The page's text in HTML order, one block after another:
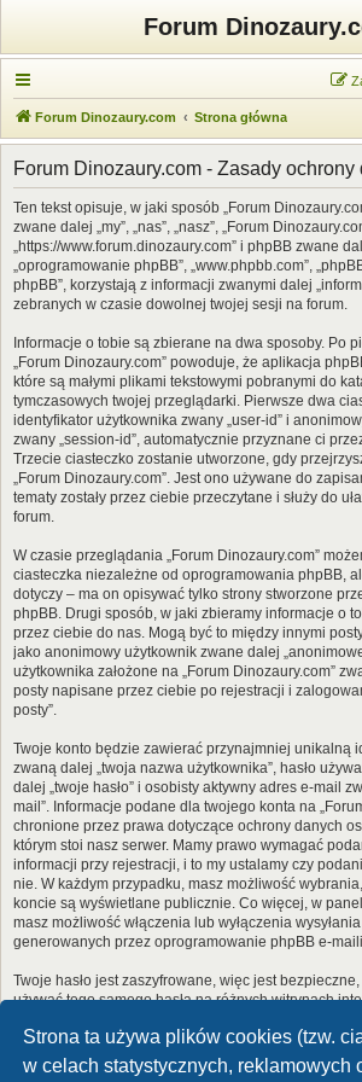
Strona ta używa plików cookies (tzw.
w celach statystycznych, reklamowych
Forum
Forum Dinozaury.com Strona główna
Forum Dinozaury.com - Zasady
Ten tekst opisuje, w jaki sposób „Forum
zwane dalej „my”, „nas”, „nasz”, „Forum
„https://www.forum.dinozaury.com” i phpBB zwane
„oprogramowanie phpBB”, „www.phpbb.com”,
phpBB”, korzystają z informacji zwanymi dalej
zebranych w czasie dowolnej twojej sesji na forum.
Informacje o tobie są zbierane na dwa sposoby. Po
„Forum Dinozaury.com” powoduje, że aplikacja
które są małymi plikami tekstowymi pobranymi do
tymczasowych twojej przeglądarki. Pierwsze dwa
identyfikator użytkownika zwany „user-id” i
zwany „session-id”, automatycznie przyznane ci
Trzecie ciasteczko zostanie utworzone, gdy
„Forum Dinozaury.com”. Jest ono używane do
tematy zostały przez ciebie przeczytane i służy do
forum.
W czasie przeglądania „Forum Dinozaury.com”
ciasteczka niezależne od oprogramowania phpBB,
dotyczy – ma on opisywać tylko strony stworzone
phpBB. Drugi sposób, w jaki zbieramy informacje o
przez ciebie do nas. Mogą być to między innymi
jako anonimowy użytkownik zwane dalej
użytkownika założone na „Forum Dinozaury.com”
posty napisane przez ciebie po rejestracji i
posty”.
Twoje konto będzie zawierać przynajmniej unikalną
zwaną dalej „twoja nazwa użytkownika”, hasło
dalej „twoje hasło” i osobisty aktywny adres e-mail
mail”. Informacje podane dla twojego konta na
chronione przez prawa dotyczące ochrony danych
którym stoi nasz serwer. Mamy prawo wymagać
informacji przy rejestracji, i to my ustalamy czy
nie. W każdym przypadku, masz możliwość
koncie są wyświetlane publicznie. Co więcej, w
masz możliwość włączenia lub wyłączenia
generowanych przez oprogramowanie phpBB e-
Twoje hasło jest zaszyfrowane, więc jest
używać tego samego hasła na różnych witrynach
umożliwia dostęp do twojego konta na „Forum
w żadnym wypadku nie podawajnikomu. Jeśli je
pamiętam hasła”. Witryna poprosi cię o podanie
e-mail. Po podaniu tych danych zostanie